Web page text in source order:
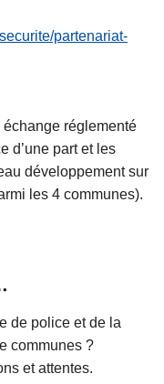
partenariat-
réglementé
d’une part et les
développement sur
les 4 communes).
de police et de la
communes ?
et attentes.